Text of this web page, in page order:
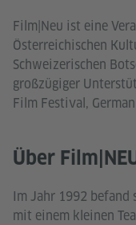
Film|Neu ist eine
Österreichischen
Schweizerischen
großzügiger
Film Festival,
Über
Im Jahr 1992
mit einem kleinen